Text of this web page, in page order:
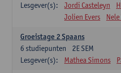
Lesgever(s):
Jordi Casteleyn
Jolien Evers
Groeistage 2 Spaans
2E SEM
6 studiepunten
Lesgever(s):
Mathea Simons